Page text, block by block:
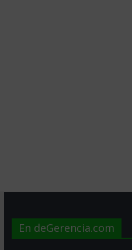
En deGerencia.com